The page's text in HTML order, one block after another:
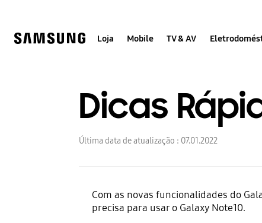
help
Loja Mobile TV & AV
Dicas
Última data de atualização : 07.01.2022
Com as novas funcionalidades do
precisa para usar o Galaxy Note10.